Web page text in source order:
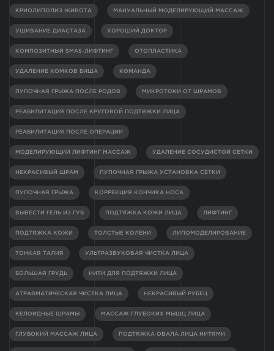
КРИОЛИПОЛИЗ ЖИВОТА МАНУАЛЬНЫЙ МОДЕЛИРУЮЩИЙ МАССАЖ
УШИВАНИЕ ДИАСТАЗА ХОРОШИЙ ДОКТОР
КОМПОЗИТНЫЙ SMAS-ЛИФТИНГ ОТОПЛАСТИКА
УДАЛЕНИЕ КОМКОВ БИША КОМАНДА
ПУПОЧНАЯ ГРЫЖА ПОСЛЕ РОДОВ МИКРОТОКИ ОТ ШРАМОВ
РЕАБИЛИТАЦИЯ ПОСЛЕ КРУГОВОЙ ПОДТЯЖКИ ЛИЦА
РЕАБИЛИТАЦИЯ ПОСЛЕ ОПЕРАЦИИ
МОДЕЛИРУЮЩИЙ ЛИФТИНГ МАССАЖ УДАЛЕНИЕ СОСУДИСТОЙ СЕТКИ
НЕКРАСИВЫЙ ШРАМ ПУПОЧНАЯ ГРЫЖА УСТАНОВКА СЕТКИ
ПУПОЧНАЯ ГРЫЖА КОРРЕКЦИЯ КОНЧИКА НОСА
ВЫВЕСТИ ГЕЛЬ ИЗ ГУБ ПОДТЯЖКА КОЖИ ЛИЦА ЛИФТИНГ
ПОДТЯЖКА КОЖИ ТОЛСТЫЕ КОЛЕНИ ЛИПОМОДЕЛИРОВАНИЕ
ТОНКАЯ ТАЛИЯ УЛЬТРАЗВУКОВАЯ ЧИСТКА ЛИЦА
БОЛЬШАЯ ГРУДЬ НИТИ ДЛЯ ПОДТЯЖКИ ЛИЦА
АТРАВМАТИЧЕСКАЯ ЧИСТКА ЛИЦА НЕКРАСИВЫЙ РУБЕЦ
КЕЛОИДНЫЕ ШРАМЫ МАССАЖ ГЛУБОКИХ МЫШЦ ЛИЦА
ГЛУБОКИЙ МАССАЖ ЛИЦА ПОДТЯЖКА ОВАЛА ЛИЦА НИТЯМИ